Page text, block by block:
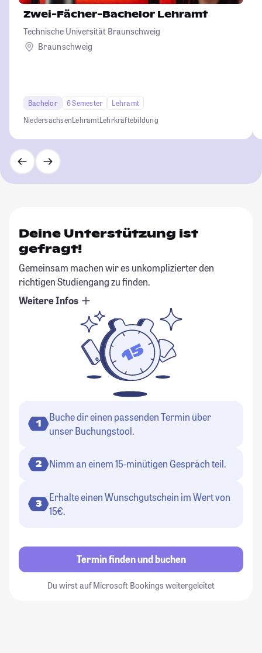
Zwei-Fächer-Bachelor Lehramt
Technische Universität Braunschweig
Braunschweig
Bachelor 6 Semester
Lehramt
NiedersachsenLehramtLehrkräftebildung
Deine Unterstützung ist
gefragt!
Gemeinsam machen wir es unkomplizierter den
richtigen Studiengang zu finden.
Weitere Infos
1
Buche dir einen passenden Termin über
unser Buchungstool.
2 Nimm an einem 15-minütigen Gespräch teil.
3
Erhalte einen Wunschgutschein im Wert von
15€.
Termin finden und buchen
Du wirst auf Microsoft Bookings weitergeleitet